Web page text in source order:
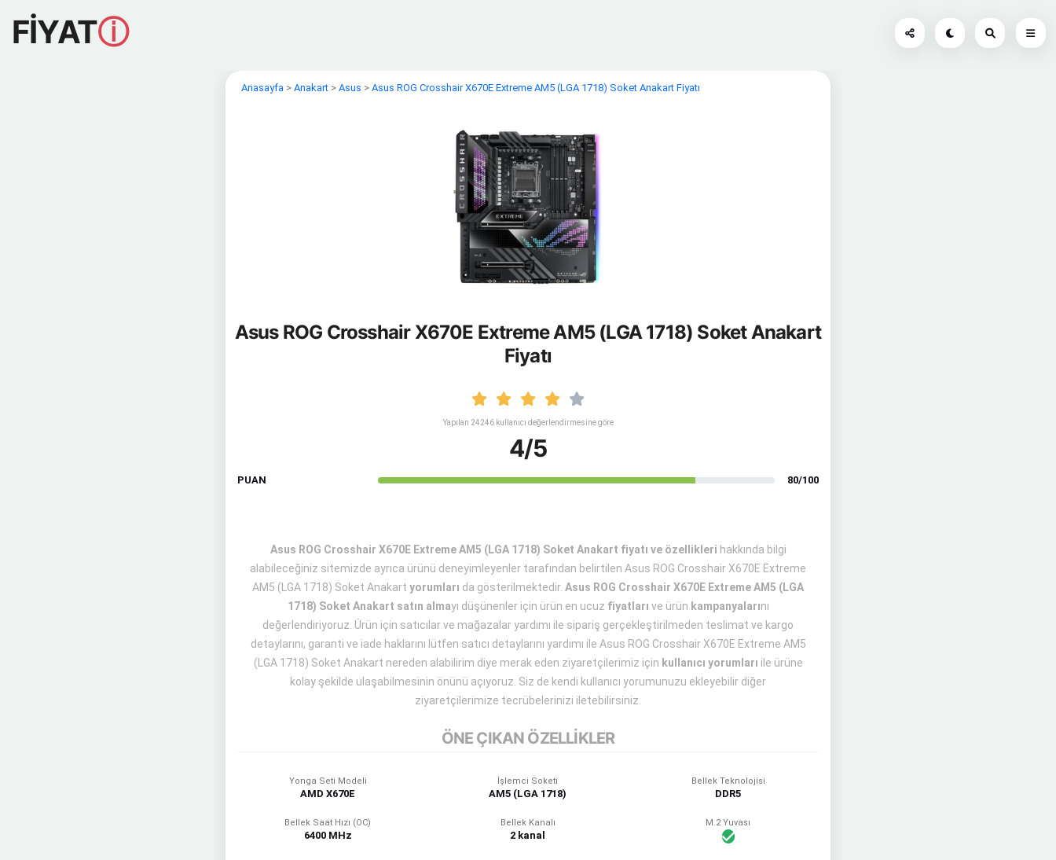
FİYATⓘ
Anasayfa > Anakart > Asus > Asus ROG Crosshair X670E Extreme AM5 (LGA 1718) Soket Anakart Fiyatı
Asus ROG Crosshair X670E Extreme AM5 (LGA 1718) Soket Anakart
Fiyatı
Yapılan 24246 kullanıcı değerlendirmesine göre
4/5
PUAN 80/100
Asus ROG Crosshair X670E Extreme AM5 (LGA 1718) Soket Anakart fiyatı ve özellikleri hakkında bilgi
alabileceğiniz sitemizde ayrıca ürünü deneyimleyenler tarafından belirtilen Asus ROG Crosshair X670E Extreme
AM5 (LGA 1718) Soket Anakart yorumları da gösterilmektedir. Asus ROG Crosshair X670E Extreme AM5 (LGA
1718) Soket Anakart satın almayı düşünenler için ürün en ucuz fiyatları ve ürün kampanyalarını
değerlendiriyoruz. Ürün için satıcılar ve mağazalar yardımı ile sipariş gerçekleştirilmeden teslimat ve kargo
detaylarını, garanti ve iade haklarını lütfen satıcı detaylarını yardımı ile Asus ROG Crosshair X670E Extreme AM5
(LGA 1718) Soket Anakart nereden alabilirim diye merak eden ziyaretçilerimiz için kullanıcı yorumları ile ürüne
kolay şekilde ulaşabilmesinin önünü açıyoruz. Siz de kendi kullanıcı yorumunuzu ekleyebilir diğer
ziyaretçilerimize tecrübelerinizi iletebilirsiniz.
ÖNE ÇIKAN ÖZELLİKLER
Yonga Seti Modeli
AMD X670E
İşlemci Soketi
AM5 (LGA 1718)
Bellek Teknolojisi
DDR5
Bellek Saat Hızı (OC)
6400 MHz
Bellek Kanalı
2 kanal
M.2 Yuvası